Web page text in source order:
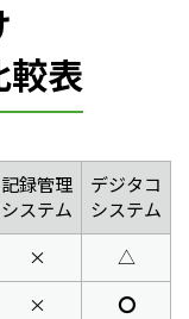
較表
記録管理
システム
デジタコ
システム
×
△
×
〇